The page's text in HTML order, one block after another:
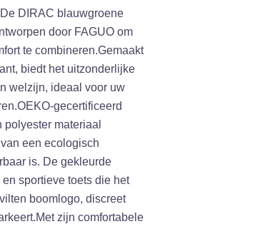
DIRAC blauwgroene
door FAGUO om
te combineren.Gemaakt
biedt het uitzonderlijke
welzijn, ideaal voor uw
gecertificeerd
materiaal
een ecologisch
is. De gekleurde
sportieve toets die het
boomlogo, discreet
zijn comfortabele